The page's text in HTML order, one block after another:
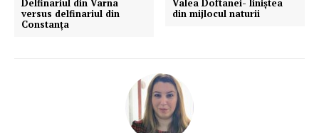
Delfinariul din Varna
versus delfinariul din
Constanța
Valea Doftanei- liniştea
din mijlocul naturii